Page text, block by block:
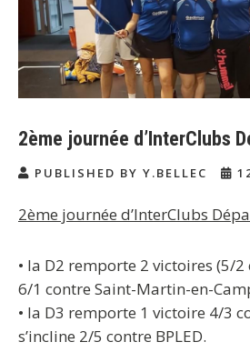
2ème journée d’InterClubs
PUBLISHED BY Y.BELLEC
2ème journée d’InterClubs
• la D2 remporte 2 victoires (5/
6/1 contre Saint-Martin-en-
• la D3 remporte 1 victoire 4/3
s’incline 2/5 contre BPLED.